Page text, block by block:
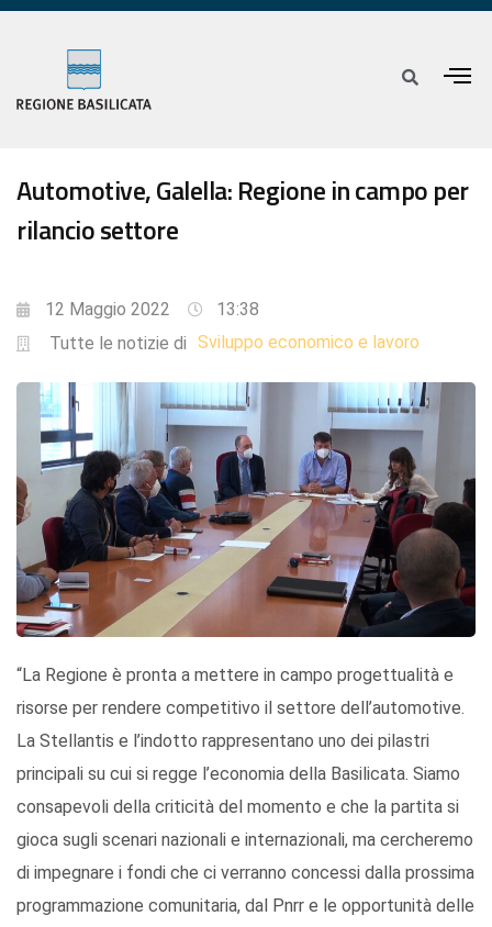
Automotive, Galella: Regione in campo per
rilancio settore
12 Maggio 2022
13:38
Tutte le notizie di Sviluppo economico e lavoro
“La Regione è pronta a mettere in campo progettualità e
risorse per rendere competitivo il settore dell’automotive.
La Stellantis e l’indotto rappresentano uno dei pilastri
principali su cui si regge l’economia della Basilicata. Siamo
consapevoli della criticità del momento e che la partita si
gioca sugli scenari nazionali e internazionali, ma cercheremo
di impegnare i fondi che ci verranno concessi dalla prossima
programmazione comunitaria, dal Pnrr e le opportunità delle